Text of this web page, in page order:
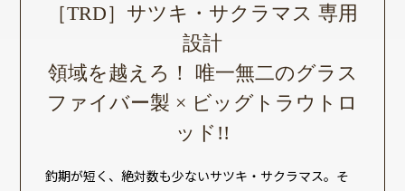
［TRD］サツキ・サクラマス 専用
設計
領域を越えろ！ 唯一無二のグラス
ファイバー製 × ビッグトラウトロ
ッド!!
釣期が短く、絶対数も少ないサツキ・サクラマス。そ